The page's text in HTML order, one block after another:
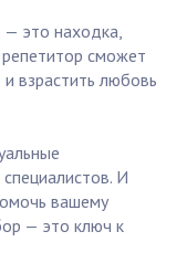
— это находка,
сможет
взрастить любовь
И
вашему
— это ключ к